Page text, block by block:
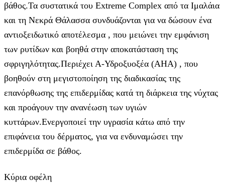
βάθος.Τα συστατικά του Extreme Complex από τα Ιμαλάια
και τη Νεκρά Θάλασσα συνδυάζονται για να δώσουν ένα
αντιοξειδωτικό αποτέλεσμα , που μειώνει την εμφάνιση
των ρυτίδων και βοηθά στην αποκατάσταση της
σφριγηλότητας.Περιέχει Α-Υδροξυοξέα (ΑΗΑ) , που
βοηθούν στη μεγιστοποίηση της διαδικασίας της
επανόρθωσης της επιδερμίδας κατά τη διάρκεια της νύχτας
και προάγουν την ανανέωση των υγιών
κυττάρων.Ενεργοποιεί την υγρασία κάτω από την
επιφάνεια του δέρματος, για να ενδυναμώσει την
επιδερμίδα σε βάθος.
Κύρια οφέλη